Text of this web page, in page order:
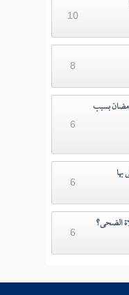
10
8
بسبب
6
6
الضحى؟
6